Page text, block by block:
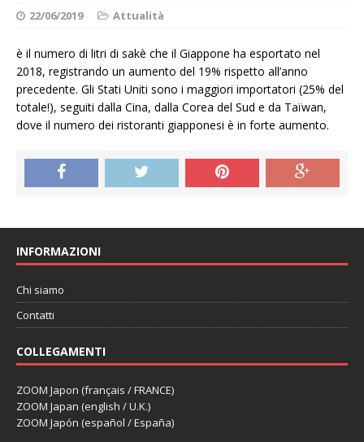
22/06/2019 Attualità
è il numero di litri di sakè che il Giappone ha esportato nel
2018, registrando un aumento del 19% rispetto all’anno
precedente. Gli Stati Uniti sono i maggiori importatori (25% del
totale!), seguiti dalla Cina, dalla Corea del Sud e da Taïwan,
dove il numero dei ristoranti giapponesi è in forte aumento.
INFORMAZIONI
Chi siamo
Contatti
COLLEGAMENTI
ZOOM Japon (français / FRANCE)
ZOOM Japan (english / U.K.)
ZOOM Japón (español / España)